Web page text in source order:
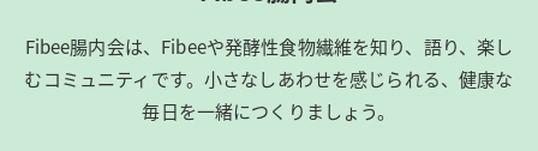
Fibee腸内会は、​Fibeeや発酵性食物繊維を知り、語り、楽し
むコミュニティです。​小さなしあわせを感じられる、健康な
毎日を一緒につくりましょう。